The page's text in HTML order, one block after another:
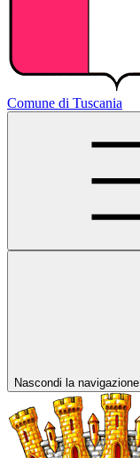
Comune di Tuscania
Nascondi la navigazione